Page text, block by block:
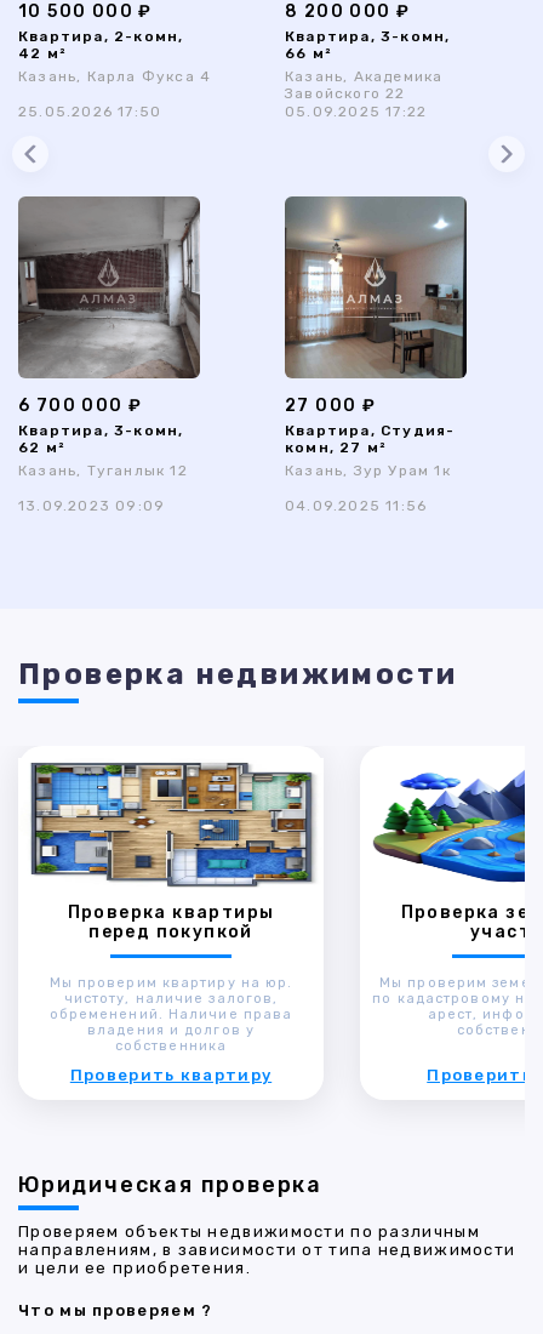
10 500 000 ₽
Квартира, 2-комн,
42 м²
Казань, Карла Фукса 4
25.05.2026 17:50
8 200 000 ₽
Квартира, 3-комн,
66 м²
Казань, Академика
Завойского 22
05.09.2025 17:22
6 700 000 ₽
Квартира, 3-комн,
62 м²
Казань, Туганлык 12
13.09.2023 09:09
27 000 ₽
Квартира, Студия-
комн, 27 м²
Казань, Зур Урам 1к
04.09.2025 11:56
Проверка недвижимости
Проверка квартиры
перед покупкой
Мы проверим квартиру на юр.
чистоту, наличие залогов,
обременений. Наличие права
владения и долгов у
собственника
Проверить квартиру
Проверка
Мы проверим
по кадастровому
арест,
Проверить
Юридическая проверка
Проверяем объекты недвижимости по различным
направлениям, в зависимости от типа недвижимости
и цели ее приобретения.
Что мы проверяем ?